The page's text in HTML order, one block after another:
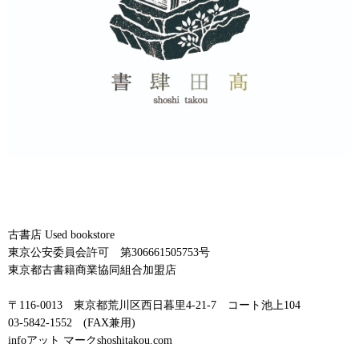
古書店 Used bookstore
東京公安委員会許可 第306661505753号
東京都古書籍商業協同組合加盟店
〒116-0013 東京都荒川区西日暮里4-21-7 コート池上104
03-5842-1552 (FAX兼用)
infoアット マークshoshitakou.com